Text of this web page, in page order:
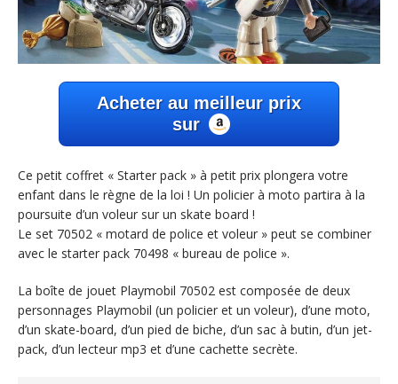
Acheter au meilleur prix
sur
Ce petit coffret « Starter pack » à petit prix plongera votre
enfant dans le règne de la loi ! Un policier à moto partira à la
poursuite d’un voleur sur un skate board !
Le set 70502 « motard de police et voleur » peut se combiner
avec le starter pack 70498 « bureau de police ».
La boîte de jouet Playmobil 70502 est composée de deux
personnages Playmobil (un policier et un voleur), d’une moto,
d’un skate-board, d’un pied de biche, d’un sac à butin, d’un jet-
pack, d’un lecteur mp3 et d’une cachette secrète.